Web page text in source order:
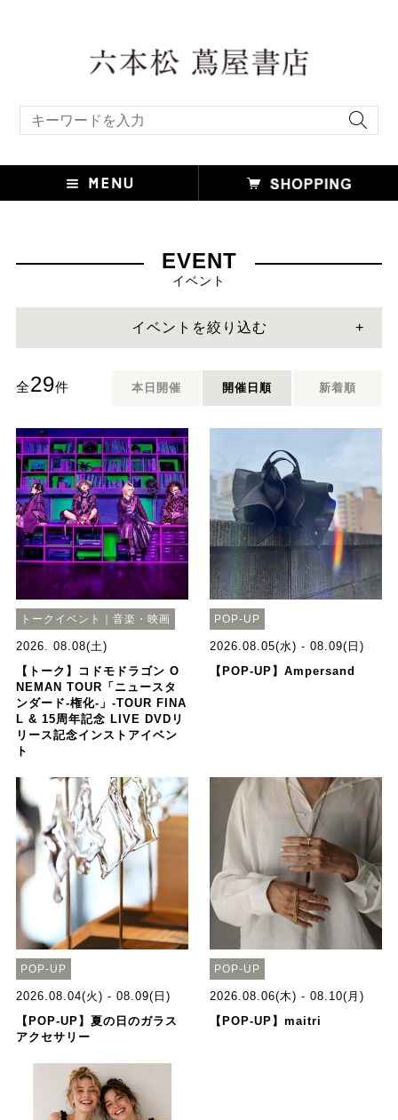
EVENT
イベント
イベントを絞り込む
全29件 本日開催 開催日順 新着順
トークイベント｜音楽・映画
2026. 08.08(土)
【トーク】コドモドラゴン O
NEMAN TOUR「ニュースタ
ンダード-権化-」-TOUR FINA
L & 15周年記念 LIVE DVDリ
リース記念インストアイベン
ト
POP-UP
2026.08.05(水) - 08.09(日)
【POP-UP】Ampersand
POP-UP
2026.08.04(火) - 08.09(日)
【POP-UP】夏の日のガラス
アクセサリー
POP-UP
2026.08.06(木) - 08.10(月)
【POP-UP】maitri